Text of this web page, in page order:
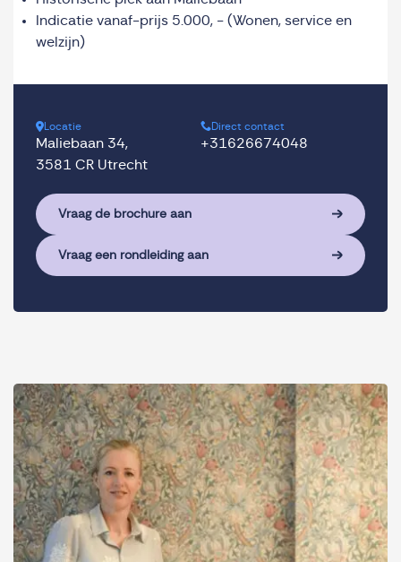
Indicatie vanaf-prijs 5.000, - (Wonen, service en
welzijn)
Locatie
Maliebaan 34,
3581 CR Utrecht
Direct contact
+31626674048
Vraag de brochure aan
Vraag een rondleiding aan